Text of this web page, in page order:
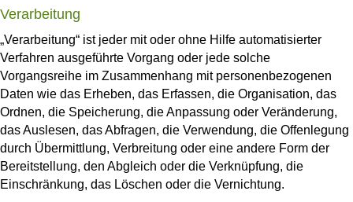
Verarbeitung
„Verarbeitung“ ist jeder mit oder ohne Hilfe automatisierter
Verfahren ausgeführte Vorgang oder jede solche
Vorgangsreihe im Zusammenhang mit personenbezogenen
Daten wie das Erheben, das Erfassen, die Organisation, das
Ordnen, die Speicherung, die Anpassung oder Veränderung,
das Auslesen, das Abfragen, die Verwendung, die Offenlegung
durch Übermittlung, Verbreitung oder eine andere Form der
Bereitstellung, den Abgleich oder die Verknüpfung, die
Einschränkung, das Löschen oder die Vernichtung.